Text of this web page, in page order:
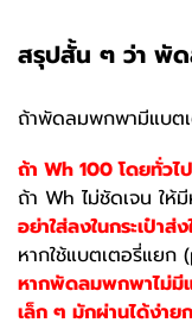
สรุปสั้น ๆ ว่า พั
ถ้าพัดลมพกพามีแบต
ถ้า Wh 100 โดยทั่วไ
ถ้า Wh ไม่ชัดเจน ให้
อย่าใส่ลงในกระเป๋าส่
หากใช้แบตเตอรี่แย
หากพัดลมพกพาไม่มี
เล็ก ๆ มักผ่านได้ง่าย